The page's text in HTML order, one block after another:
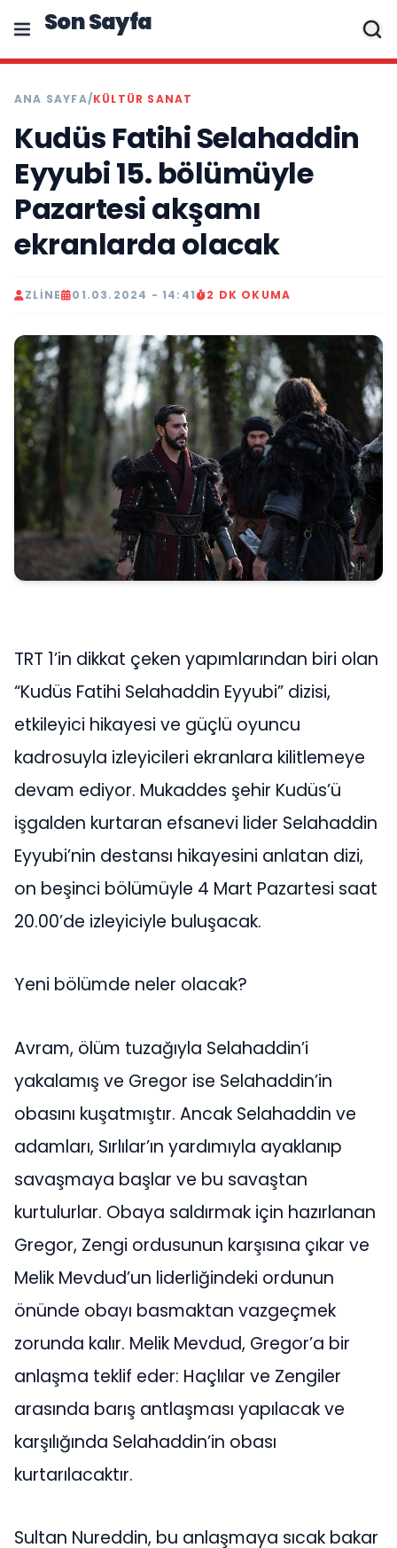
Son Sayfa
ANA SAYFA/KÜLTÜR SANAT
Kudüs Fatihi Selahaddin
Eyyubi 15. bölümüyle
Pazartesi akşamı
ekranlarda olacak
ZLINE 01.03.2024 - 14:41 2 DK OKUMA
TRT 1’in dikkat çeken yapımlarından biri olan
“Kudüs Fatihi Selahaddin Eyyubi” dizisi,
etkileyici hikayesi ve güçlü oyuncu
kadrosuyla izleyicileri ekranlara kilitlemeye
devam ediyor. Mukaddes şehir Kudüs’ü
işgalden kurtaran efsanevi lider Selahaddin
Eyyubi’nin destansı hikayesini anlatan dizi,
on beşinci bölümüyle 4 Mart Pazartesi saat
20.00’de izleyiciyle buluşacak.
Yeni bölümde neler olacak?
Avram, ölüm tuzağıyla Selahaddin’i
yakalamış ve Gregor ise Selahaddin’in
obasını kuşatmıştır. Ancak Selahaddin ve
adamları, Sırlılar’ın yardımıyla ayaklanıp
savaşmaya başlar ve bu savaştan
kurtulurlar. Obaya saldırmak için hazırlanan
Gregor, Zengi ordusunun karşısına çıkar ve
Melik Mevdud’un liderliğindeki ordunun
önünde obayı basmaktan vazgeçmek
zorunda kalır. Melik Mevdud, Gregor’a bir
anlaşma teklif eder: Haçlılar ve Zengiler
arasında barış antlaşması yapılacak ve
karşılığında Selahaddin’in obası
kurtarılacaktır.
Sultan Nureddin, bu anlaşmaya sıcak bakar